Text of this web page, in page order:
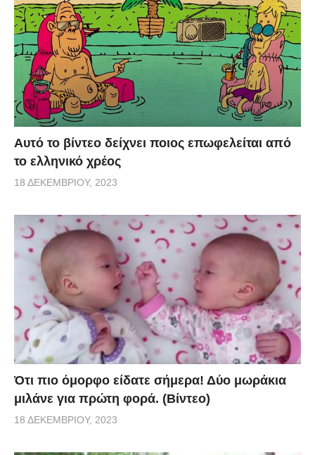
Αυτό το βίντεο δείχνει ποιος επωφελείται από
το ελληνικό χρέος
18 ΔΕΚΕΜΒΡΊΟΥ, 2023
Ότι πιο όμορφο είδατε σήμερα! Δύο μωράκια
μιλάνε για πρώτη φορά. (Βίντεο)
18 ΔΕΚΕΜΒΡΊΟΥ, 2023